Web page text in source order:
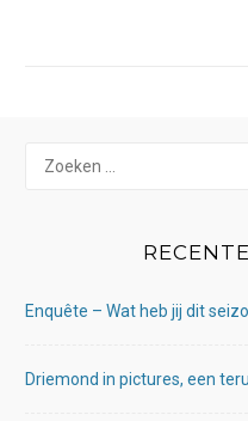
Enquête – Wat heb jij dit
Driemond in pictures, een